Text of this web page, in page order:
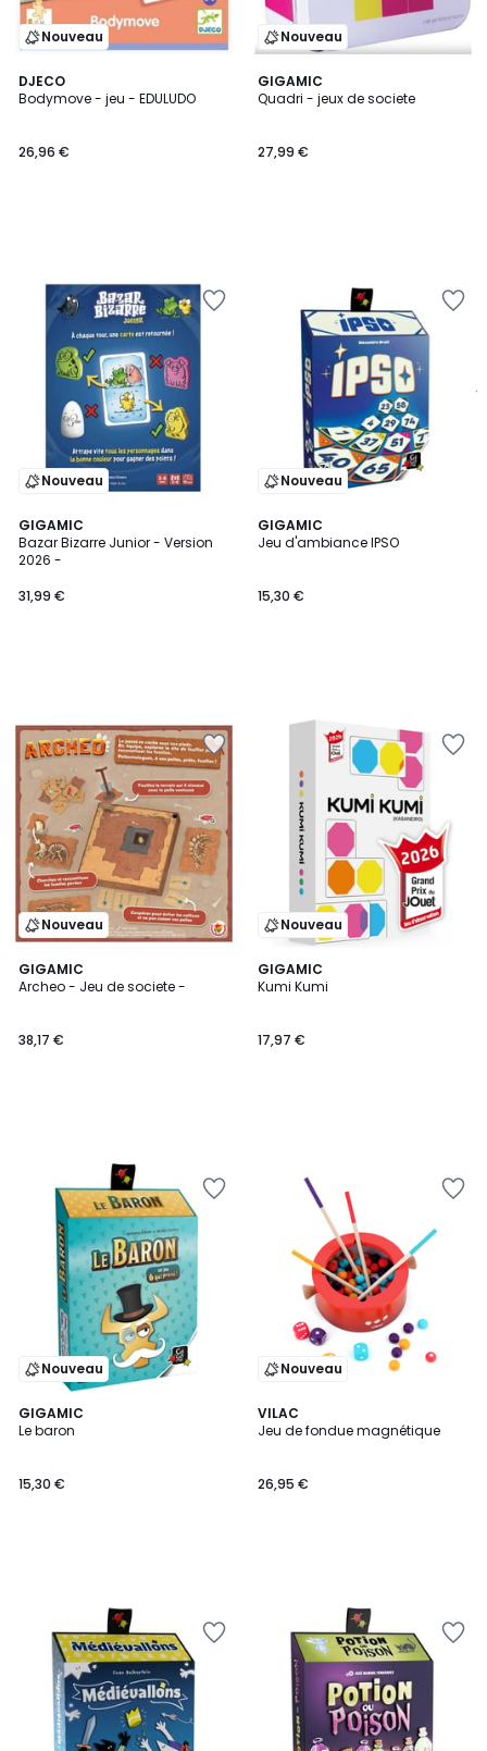
Nouveau
DJECO
Bodymove - jeu - EDULUDO
26,96 €
Nouveau
GIGAMIC
Quadri - jeux de societe
27,99 €
Nouveau
GIGAMIC
Bazar Bizarre Junior - Version
2026 -
31,99 €
Nouveau
GIGAMIC
Jeu d'ambiance IPSO
15,30 €
Nouveau
GIGAMIC
Archeo - Jeu de societe -
38,17 €
Nouveau
GIGAMIC
Kumi Kumi
17,97 €
Nouveau
GIGAMIC
Le baron
15,30 €
Nouveau
VILAC
Jeu de fondue magnétique
26,95 €